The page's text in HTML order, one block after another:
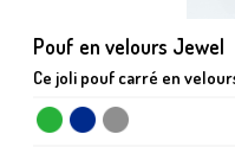
Pouf en velours Jewel
Ce joli pouf carré en